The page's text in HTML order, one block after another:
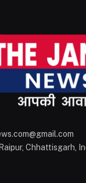
Chhattisgarh,